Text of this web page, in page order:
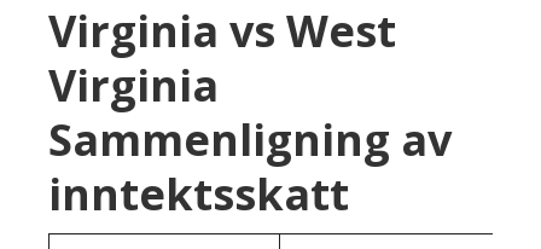
Virginia vs West
Virginia
Sammenligning av
inntektsskatt